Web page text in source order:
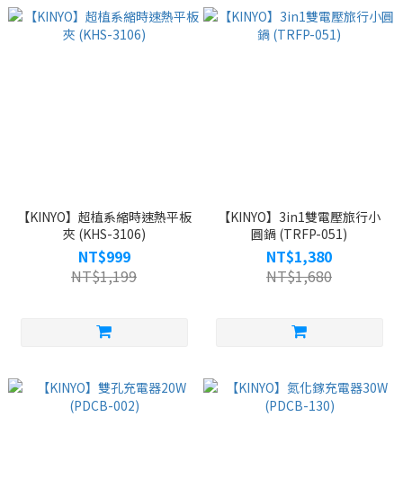
【KINYO】超植系縮時速熱平板
夾 (KHS-3106)
NT$999
NT$1,199
【KINYO】3in1雙電壓旅行小
圓鍋 (TRFP-051)
NT$1,380
NT$1,680